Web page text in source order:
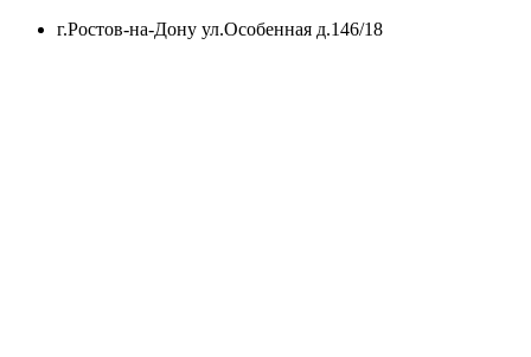
г.Ростов-на-Дону ул.Особенная д.146/18